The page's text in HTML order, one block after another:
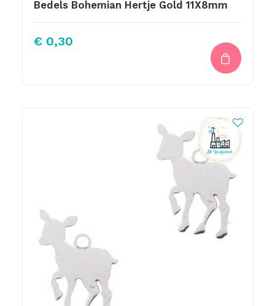
Bedels Bohemian Hertje Gold 11X8mm
€ 0,30